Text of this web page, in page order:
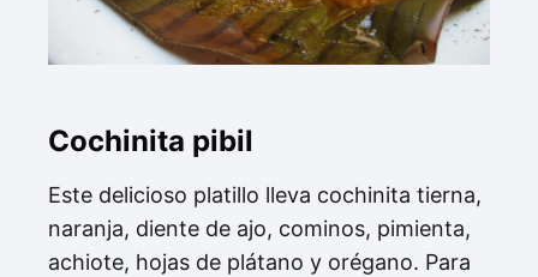
Cochinita pibil
Este delicioso platillo lleva cochinita tierna,
naranja, diente de ajo, cominos, pimienta,
achiote, hojas de plátano y orégano. Para